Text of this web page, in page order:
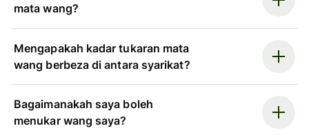
mata wang?
Mengapakah kadar tukaran mata
wang berbeza di antara syarikat?
Bagaimanakah saya boleh
menukar wang saya?